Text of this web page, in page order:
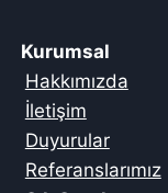
Kurumsal
Hakkımızda
İletişim
Duyurular
Referanslarımız